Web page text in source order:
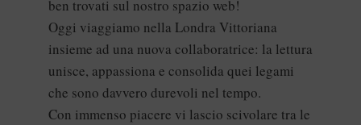
ben trovati sul nostro spazio web!
Oggi viaggiamo nella Londra Vittoriana
insieme ad una nuova collaboratrice: la lettura
unisce, appassiona e consolida quei legami
che sono davvero durevoli nel tempo.
Con immenso piacere vi lascio scivolare tra le